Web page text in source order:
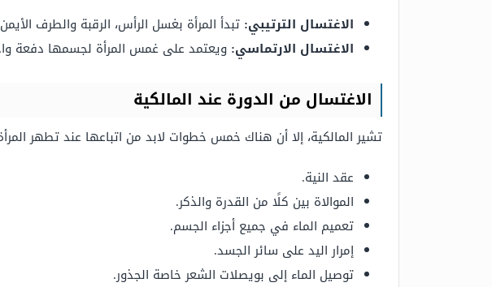
الاغتسال الترتيبي: تبدأ المرأة بغسل الرأس، الرقبة والطرف
الاغتسال الارتماسي: ويعتمد على غمس المرأة لجسمها دفعة
الاغتسال من الدورة عند المالكية
تشير المالكية، إلا أن هناك خمس خطوات لابد من اتباعها عند تطهر
عقد النية.
الموالاة بين كلًا من القدرة والذكر.
تعميم الماء في جميع أجزاء الجسم.
إمرار اليد على سائر الجسد.
توصيل الماء إلى بويصلات الشعر خاصة الجذور.